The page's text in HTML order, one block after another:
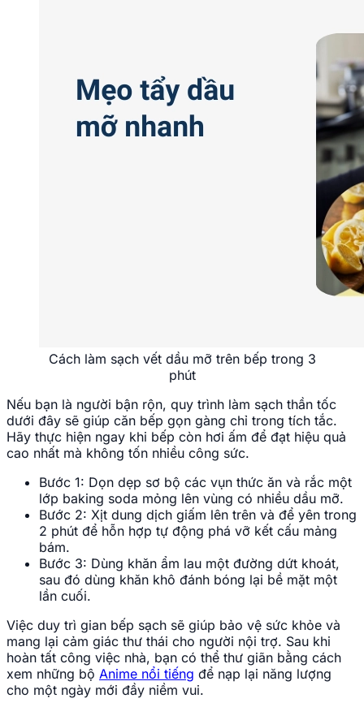
Cách làm sạch vết dầu mỡ trên bếp trong 3
phút
Nếu bạn là người bận rộn, quy trình làm sạch thần tốc
dưới đây sẽ giúp căn bếp gọn gàng chỉ trong tích tắc.
Hãy thực hiện ngay khi bếp còn hơi ấm để đạt hiệu quả
cao nhất mà không tốn nhiều công sức.
Bước 1: Dọn dẹp sơ bộ các vụn thức ăn và rắc một
lớp baking soda mỏng lên vùng có nhiều dầu mỡ.
Bước 2: Xịt dung dịch giấm lên trên và để yên trong
2 phút để hỗn hợp tự động phá vỡ kết cấu mảng
bám.
Bước 3: Dùng khăn ẩm lau một đường dứt khoát,
sau đó dùng khăn khô đánh bóng lại bề mặt một
lần cuối.
Việc duy trì gian bếp sạch sẽ giúp bảo vệ sức khỏe và
mang lại cảm giác thư thái cho người nội trợ. Sau khi
hoàn tất công việc nhà, bạn có thể thư giãn bằng cách
xem những bộ Anime nổi tiếng để nạp lại năng lượng
cho một ngày mới đầy niềm vui.